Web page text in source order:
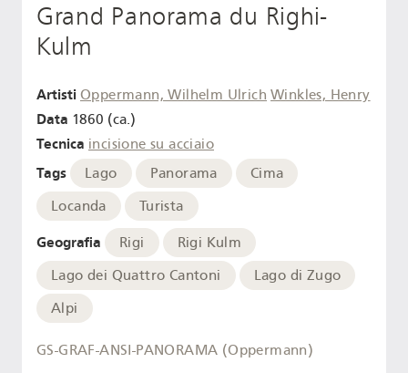
Grand Panorama du Righi-
Kulm
Artisti Oppermann, Wilhelm Ulrich Winkles, Henry
Data 1860 (ca.)
Tecnica incisione su acciaio
Tags Lago Panorama
Cima
Locanda
Turista
Geografia Rigi
Rigi Kulm
Lago dei Quattro Cantoni
Lago di Zugo
Alpi
GS-GRAF-ANSI-PANORAMA (Oppermann)